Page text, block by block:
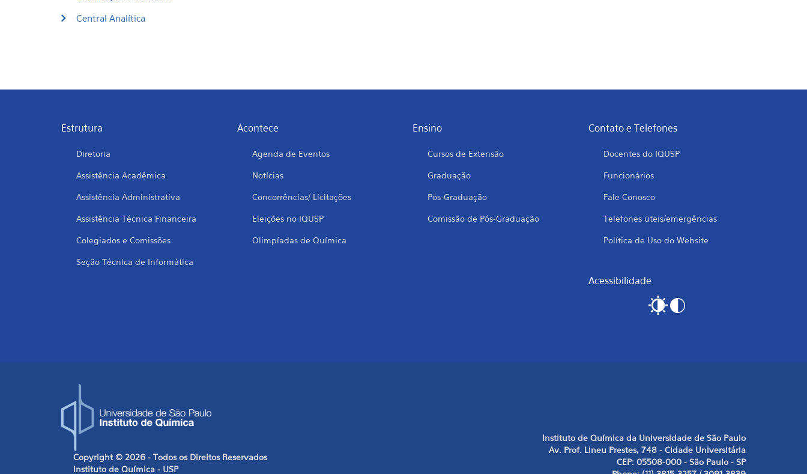
Central Analítica
Estrutura
Diretoria
Assistência Acadêmica
Assistência Administrativa
Assistência Técnica Financeira
Colegiados e Comissões
Seção Técnica de Informática
Acontece
Agenda de Eventos
Notícias
Concorrências/ Licitações
Eleições no IQUSP
Olimpíadas de Química
Ensino
Cursos de Extensão
Graduação
Pós-Graduação
Comissão de Pós-Graduação
Contato e Telefones
Docentes do IQUSP
Funcionários
Fale Conosco
Telefones úteis/emergências
Política de Uso do Website
Acessibilidade
Copyright © 2026 - Todos os Direitos Reservados
Instituto de Química - USP
Instituto de Química da Universidade de São Paulo
Av. Prof. Lineu Prestes, 748 - Cidade Universitária
CEP: 05508-000 - São Paulo - SP